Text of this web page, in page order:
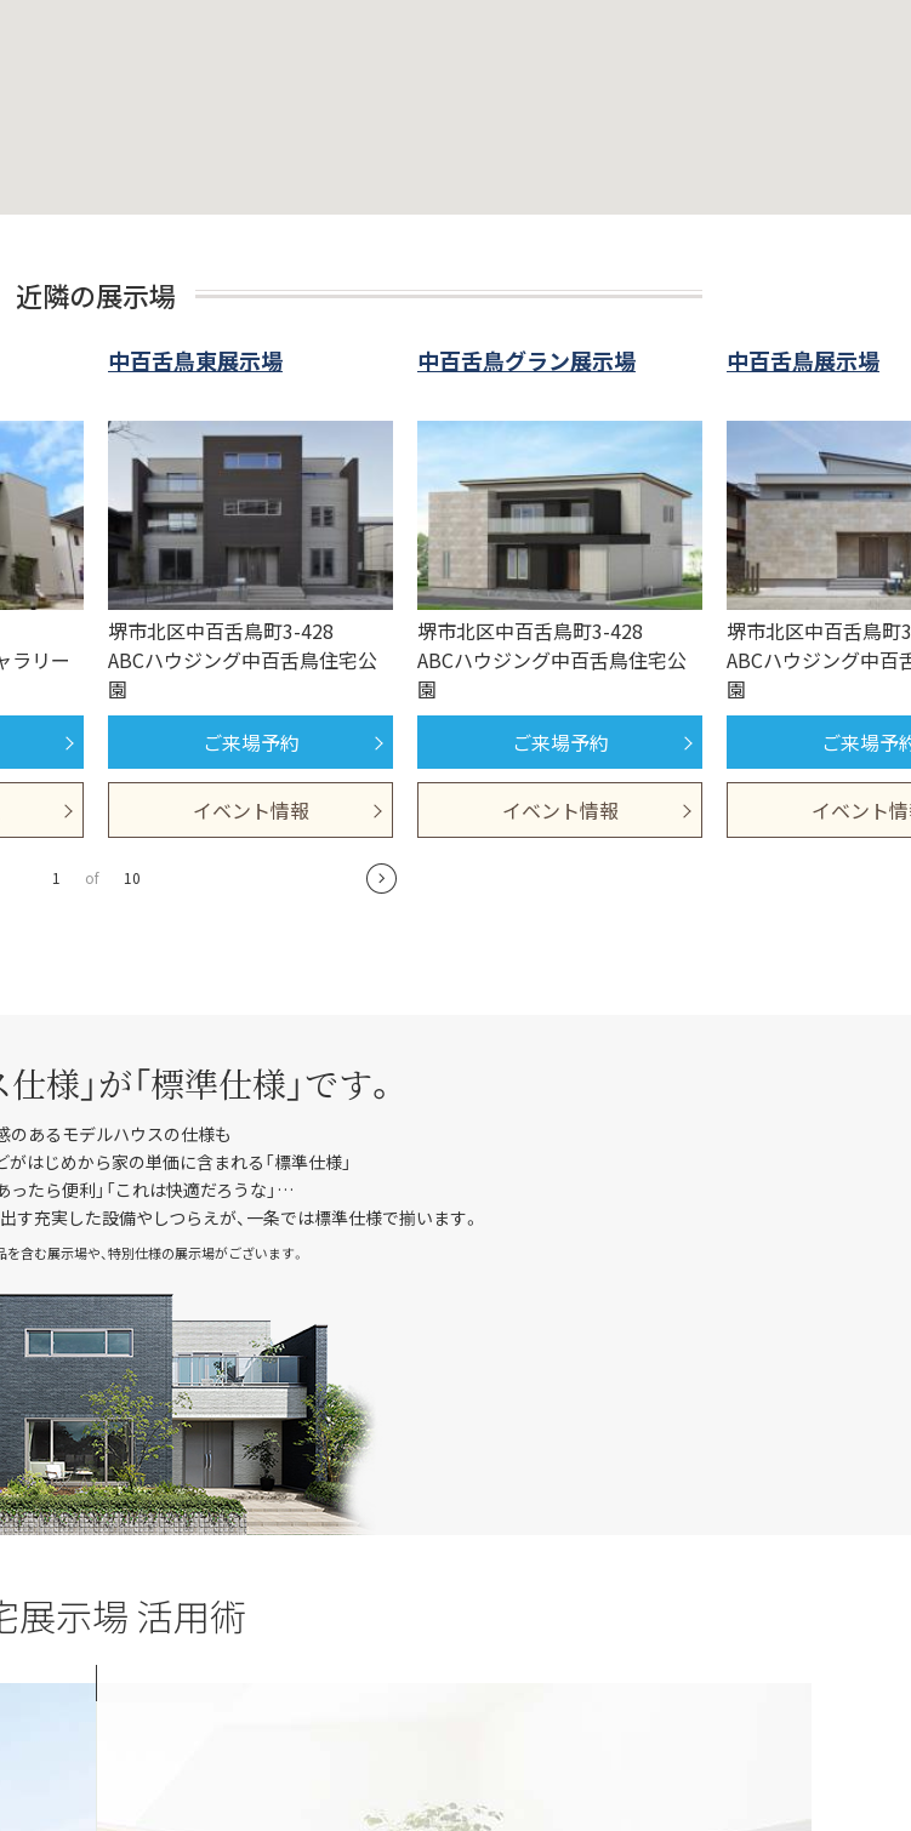
近隣の展示場
ラリー
中百舌鳥東展示場
堺市北区中百舌鳥町3-428
ABCハウジング中百舌鳥住宅公
園
ご来場予約
イベント情報
中百舌鳥グラン展示場
堺市北区中百舌鳥町3-428
ABCハウジング中百舌鳥住宅公
園
ご来場予約
イベント情報
中百舌鳥展示場
堺市北区中百舌鳥町
ABCハウジング中百
園
ご来場予
イベント
1 of 10
様」が「標準仕様」です。
のあるモデルハウスの仕様も
はじめから家の単価に含まれる「標準仕様」
ったら便利」「これは快適だろうな」…
充実した設備やしつらえが、一条では標準仕様で揃います。
含む展示場や、特別仕様の展示場がございます。
展示場 活用術
家づくりのスケジュール、ご予算や住宅ローンなどの資金計画まで、